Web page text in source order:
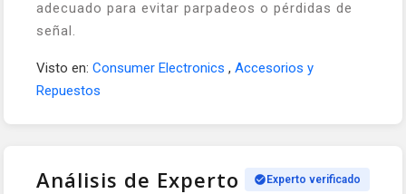
adecuado para evitar parpadeos o pérdidas de
señal.
Visto en: Consumer Electronics , Accesorios y
Repuestos
Análisis de Experto Experto verificado